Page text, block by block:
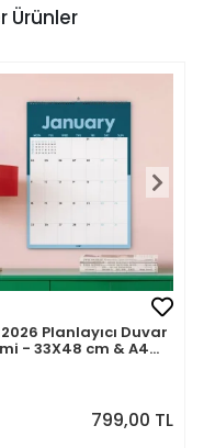
Ürünler
Planlayıcı Duvar
- 33X48 cm & A4
799,00 TL